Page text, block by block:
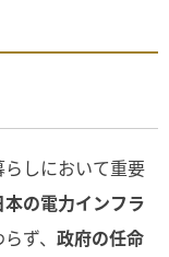
しにおいて重要
の電力インフラ
ず、 政府の任命